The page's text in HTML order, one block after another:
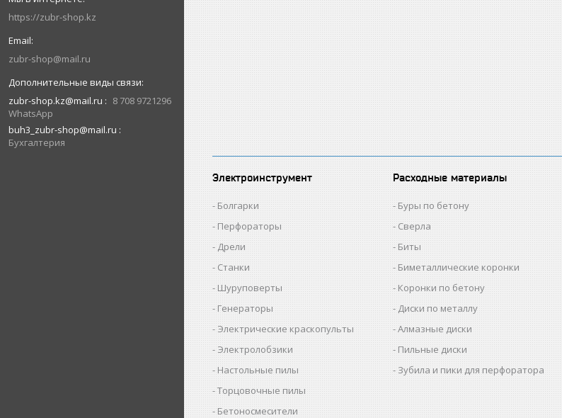
https://zubr-shop.kz
zubr-shop@mail.ru
zubr-shop.kz@mail.ru
8 708 9721296
WhatsApp
buh3_zubr-shop@mail.ru
Бухгалтерия
Электроинструмент
Болгарки
Перфораторы
Дрели
Станки
Шуруповерты
Генераторы
Электрические краскопульты
Электролобзики
Настольные пилы
Торцовочные пилы
Бетоносмесители
Расходные материалы
Буры по бетону
Сверла
Биты
Биметаллические коронки
Коронки по бетону
Диски по металлу
Алмазные диски
Пильные диски
Зубила и пики для перфоратора